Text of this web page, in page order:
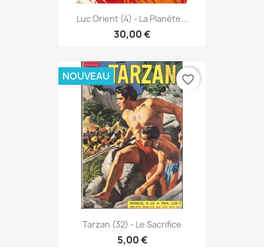
Luc Orient (4) - La Planète...
30,00 €
Tarzan (32) - Le Sacrifice
5,00 €
NOUVEAU favorite_border